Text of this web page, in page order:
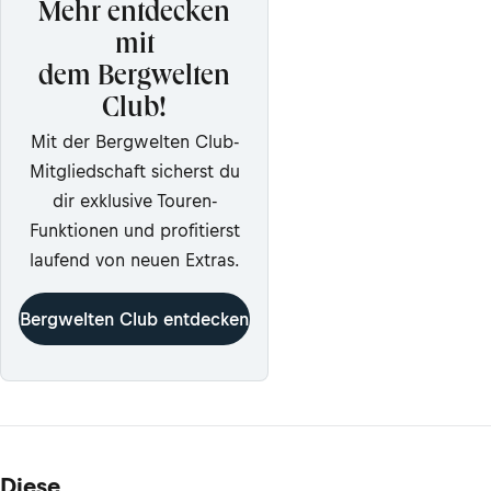
Mehr entdecken
mit
dem Bergwelten
Club!
Mit der Bergwelten Club-
Mitgliedschaft sicherst du
dir exklusive Touren-
Funktionen und profitierst
laufend von neuen Extras.
Bergwelten Club entdecken